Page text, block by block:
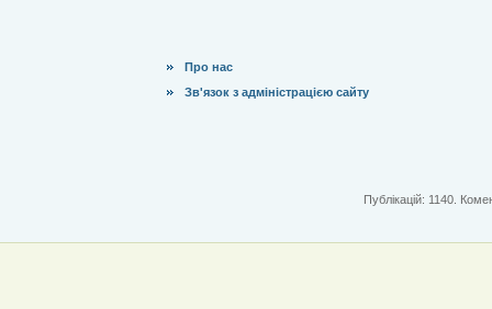
Про нас
Зв'язок з адміністрацією сайту
Публікацій: 1140.